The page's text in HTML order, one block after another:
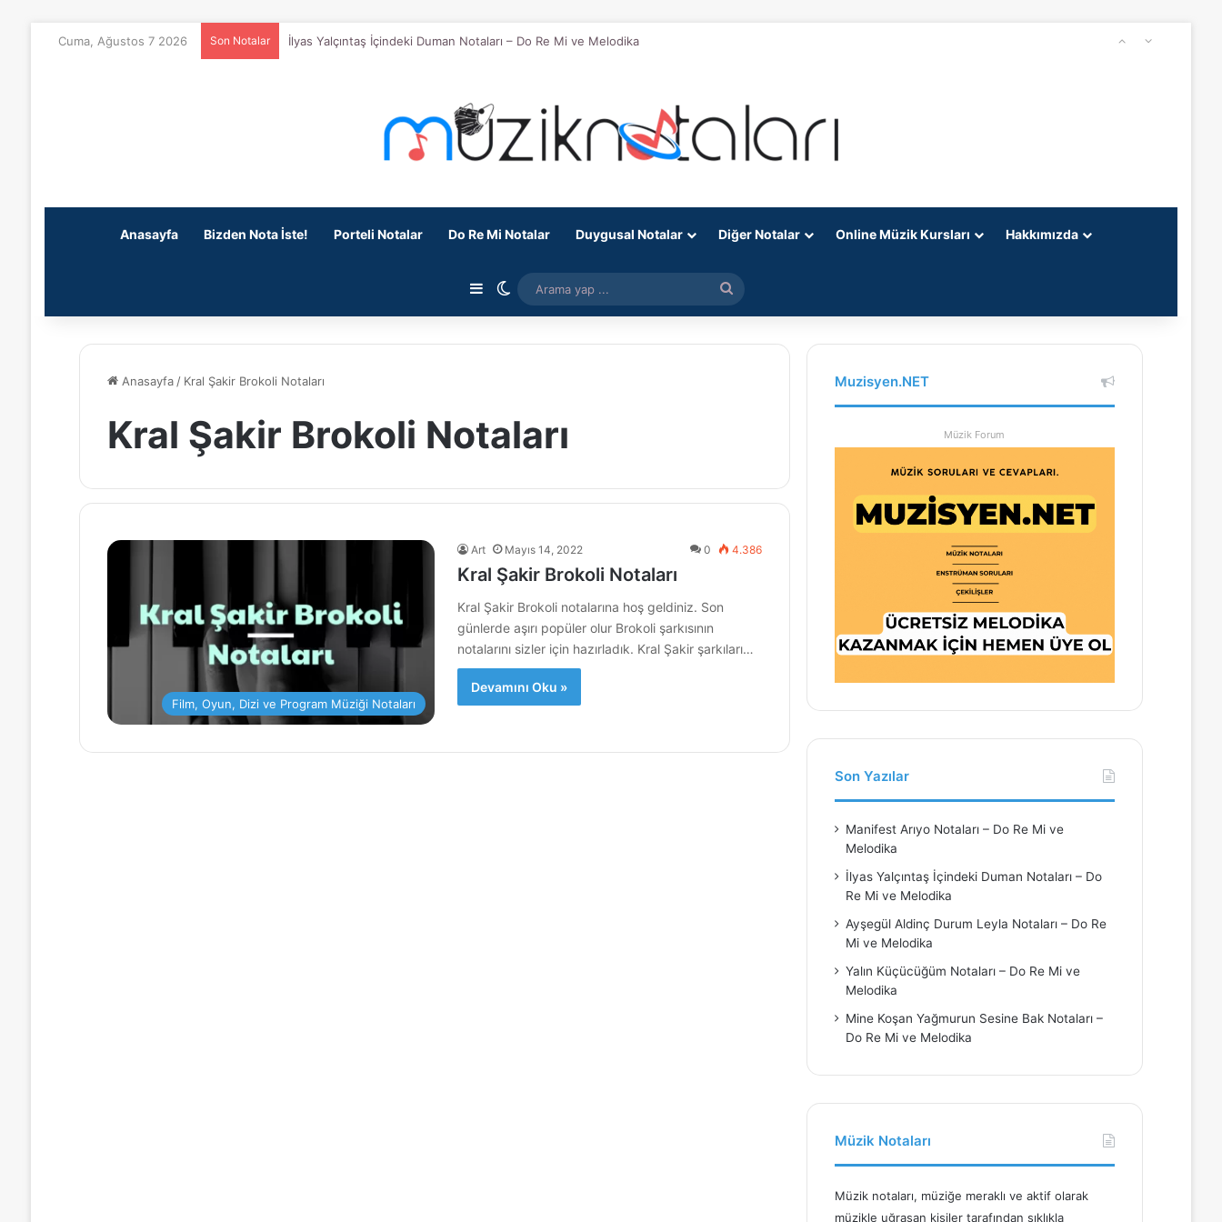
Cuma, Ağustos 7 2026 Son Notalar İlyas Yalçıntaş İçindeki Duman Notaları – Do Re Mi ve Melodika
Anasayfa Bizden Nota İste! Porteli Notalar Do Re Mi Notalar Duygusal Notalar Diğer Notalar Online Müzik Kursları Hakkımızda
Kenar Bölmesi
Dış görünümü değiştir
Arama
yap
Anasayfa / Kral Şakir Brokoli Notaları
Kral Şakir Brokoli Notaları
Film, Oyun, Dizi ve Program Müziği Notaları
Art Mayıs 14, 2022 0 4.386
Kral Şakir Brokoli Notaları
Kral Şakir Brokoli notalarına hoş geldiniz. Son
günlerde aşırı popüler olur Brokoli şarkısının
notalarını sizler için hazırladık. Kral Şakir şarkıları…
Devamını Oku »
Muzisyen.NET
Müzik Forum
Son Yazılar
Manifest Arıyo Notaları – Do Re Mi ve
Melodika
İlyas Yalçıntaş İçindeki Duman Notaları – Do
Re Mi ve Melodika
Ayşegül Aldinç Durum Leyla Notaları – Do Re
Mi ve Melodika
Yalın Küçücüğüm Notaları – Do Re Mi ve
Melodika
Mine Koşan Yağmurun Sesine Bak Notaları –
Do Re Mi ve Melodika
Müzik Notaları
Müzik notaları, müziğe meraklı ve aktif olarak
müzikle uğraşan kişiler tarafından sıklıkla